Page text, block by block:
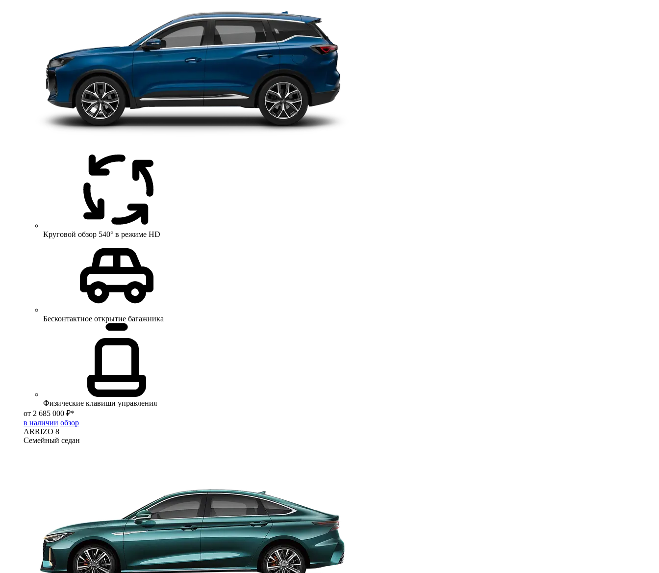
Круговой обзор 540° в режиме HD
Бесконтактное открытие багажника
Физические клавиши управления
от 2 685 000 ₽*
в наличии обзор
ARRIZO 8
Семейный седан